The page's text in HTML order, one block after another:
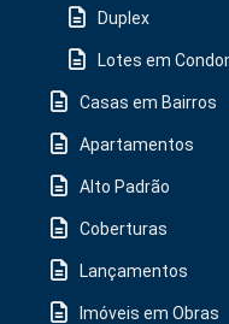
Duplex
Lotes em
Casas em Bairros
Apartamentos
Alto Padrão
Coberturas
Lançamentos
Imóveis em Obras